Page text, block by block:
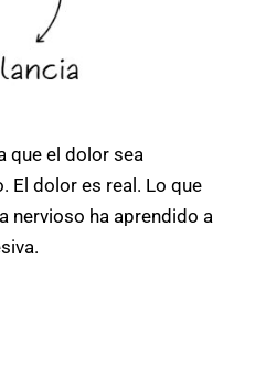
que el dolor sea
El dolor es real. Lo que
nervioso ha aprendido a